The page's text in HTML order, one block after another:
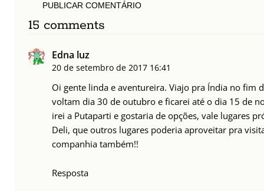
PUBLICAR COMENTÁRIO
15 comments
Edna luz
20 de setembro de 2017 16:41
Oi gente linda e aventureira. Viajo pra Índia no fim
voltam dia 30 de outubro e ficarei até o dia 15 de
irei a Putaparti e gostaria de opções, vale lugares
Deli, que outros lugares poderia aproveitar pra
companhia também!!
Resposta